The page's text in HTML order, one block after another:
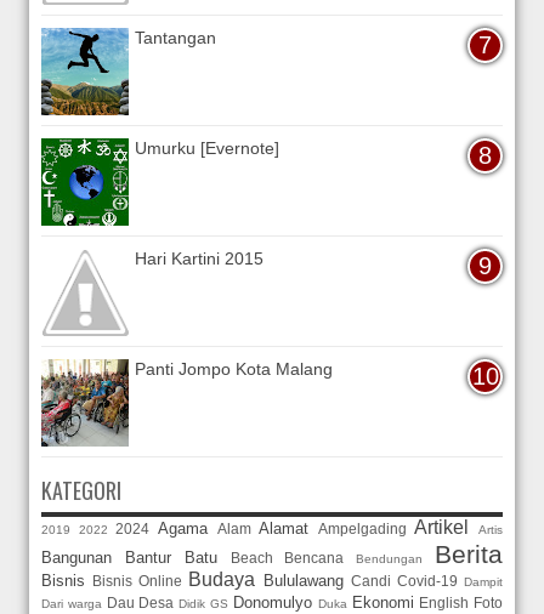
Tantangan
Umurku [Evernote]
Hari Kartini 2015
Panti Jompo Kota Malang
KATEGORI
2019 2022 2024 Agama Alam Alamat Ampelgading Artikel Artis
Bangunan Bantur Batu Beach Bencana Bendungan Berita
Bisnis Bisnis Online Budaya Bululawang Candi Covid-19 Dampit
Dari warga Dau Desa Didik GS Donomulyo Duka Ekonomi English Foto